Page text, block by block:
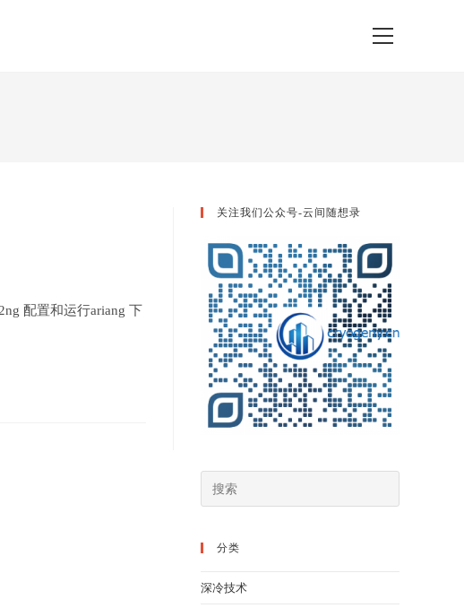
View
配置和运行ariang 下
关注我们公众号-云间随想录
分类
深冷技术